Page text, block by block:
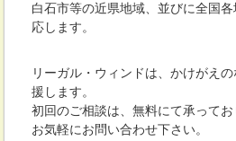
白石市等の近県地域、並びに全国
応します。
リーガル・ウィンドは、かけがえ
援します。
初回のご相談は、無料にて承ってお
お気軽にお問い合わせ下さい。